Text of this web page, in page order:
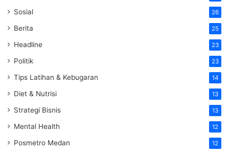
Sosial 26
Berita 25
Headline 23
Politik 23
Tips Latihan & Kebugaran 14
Diet & Nutrisi 13
Strategi Bisnis 13
Mental Health 12
Posmetro Medan 12